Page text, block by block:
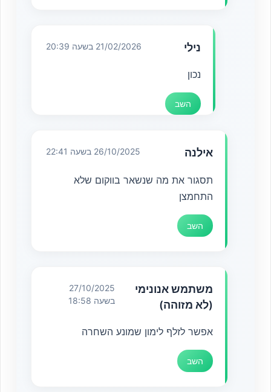
נילי 21/02/2026 בשעה 20:39
נכון
השב
אילנה 26/10/2025 בשעה 22:41
תסגור את מה שנשאר בווקום שלא
התחמצן
השב
משתמש אנונימי
(לא מזוהה)
27/10/2025
בשעה 18:58
אפשר לזלף לימון שמונע השחרה
השב